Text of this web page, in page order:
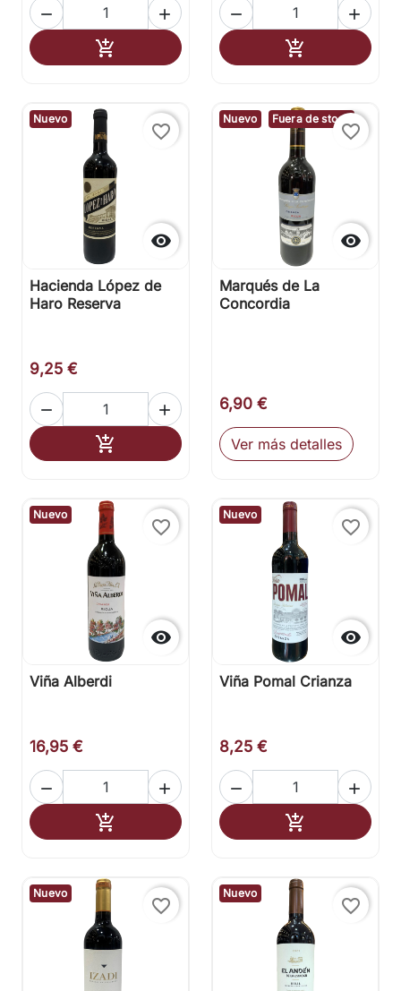
 
 Añadir al carrito
 
 Añadir al
Nuevo

favorite_border
Hacienda López de
Haro Reserva
9,25 €
 
 Añadir al carrito
Nuevo Fuera de stock

favorite_border
Marqués de La
Concordia
6,90 €
Ver más detalles
Nuevo

favorite_border
Viña Alberdi
16,95 €
 
 Añadir al carrito
Nuevo

favorite_border
Viña Pomal Crianza
8,25 €
 
 Añadir al
Nuevo
favorite_border
Nuevo
favorite_border